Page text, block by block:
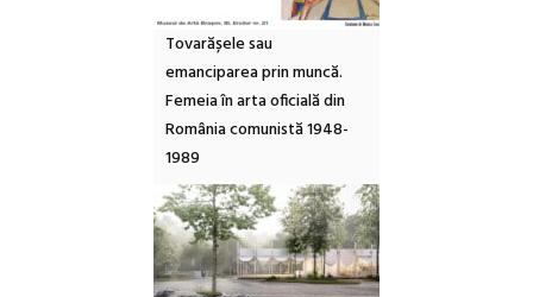
Tovarășele sau
emanciparea prin muncă.
Femeia în arta oficială din
România comunistă 1948-
1989